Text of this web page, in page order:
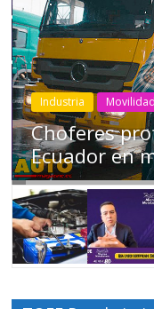
Industria Movilidad
Choferes
Ecuador en